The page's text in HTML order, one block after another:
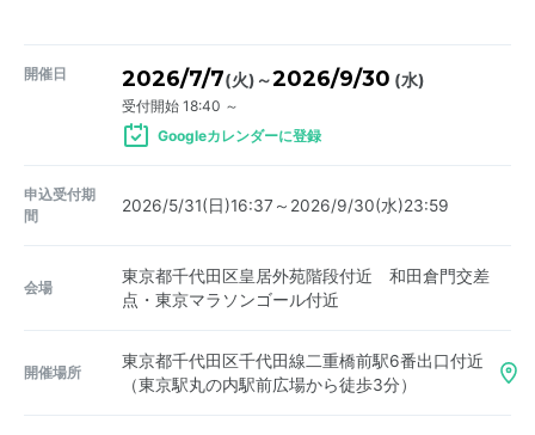
開催日 2026/7/7(火) ～2026/9/30 (水)
受付開始 18:40 ～
Googleカレンダーに登録
申込受付期
間
2026/5/31(日)16:37～2026/9/30(水)23:59
会場
東京都千代田区皇居外苑階段付近 和田倉門交差
点・東京マラソンゴール付近
開催場所
東京都千代田区千代田線二重橋前駅6番出口付近
（東京駅丸の内駅前広場から徒歩3分）